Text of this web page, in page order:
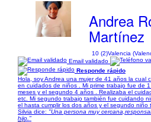
Andrea
Martínez
10 (2)Valencia
Email validado
Responde rápido
Hola, soy Andrea una mujer de 41 años la cual
en cuidados de niños . Mi prime trabajo fue de
meses y el segundo 4 años . Realizaba el
etc. Mi segundo trabajo también fue cuidando
el hasta cumplir los dos años y el segundo niño
Silvia dice: "Una persona muy
hijo."